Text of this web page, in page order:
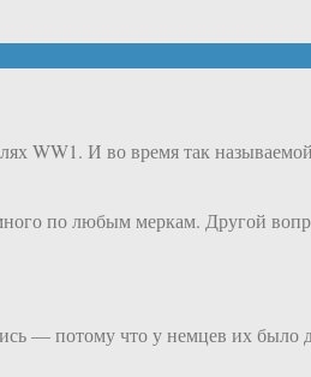
WW1. И во время так
по любым меркам. Другой
— потому что у немцев их было